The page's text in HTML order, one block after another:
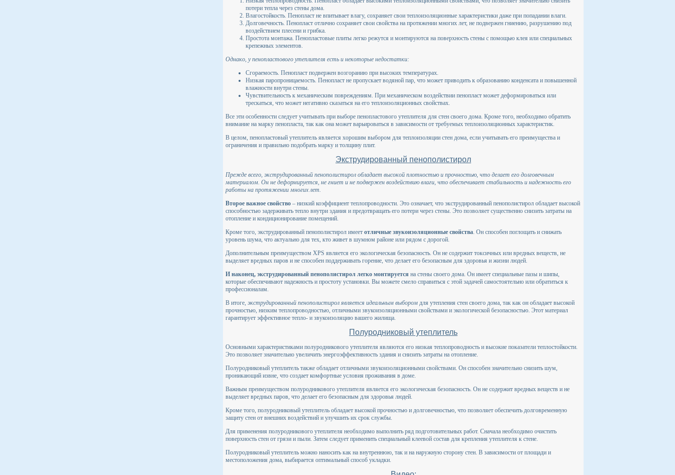
потери тепла через стены дома.
Влагостойкость. Пенопласт не впитывает влагу, сохраняет свои теплоизоляционные характеристики даже при попадании влаги.
Долговечность. Пенопласт отлично сохраняет свои свойства на протяжении многих лет, не подвержен гниению, разрушению под
воздействием плесени и грибка.
Простота монтажа. Пенопластовые плиты легко режутся и монтируются на поверхность стены с помощью клея или специальных
крепежных элементов.
Однако, у пенопластового утеплителя есть и некоторые недостатки:
Сгораемость. Пенопласт подвержен возгоранию при высоких температурах.
Низкая паропроницаемость. Пенопласт не пропускает водяной пар, что может приводить к образованию конденсата и повышенной
влажности внутри стены.
Чувствительность к механическим повреждениям. При механическом воздействии пенопласт может деформироваться или
трескаться, что может негативно сказаться на его теплоизоляционных свойствах.
Все эти особенности следует учитывать при выборе пенопластового утеплителя для стен своего дома. Кроме того, необходимо обратить
внимание на марку пенопласта, так как она может варьироваться в зависимости от требуемых теплоизоляционных характеристик.
В целом, пенопластовый утеплитель является хорошим выбором для теплоизоляции стен дома, если учитывать его преимущества и
ограничения и правильно подобрать марку и толщину плит.
Экструдированный пенополистирол
Прежде всего, экструдированный пенополистирол обладает высокой плотностью и прочностью, что делает его долговечным
материалом. Он не деформируется, не гниет и не подвержен воздействию влаги, что обеспечивает стабильность и надежность его
работы на протяжении многих лет.
Второе важное свойство – низкий коэффициент теплопроводности. Это означает, что экструдированный пенополистирол обладает высокой
способностью задерживать тепло внутри здания и предотвращать его потери через стены. Это позволяет существенно снизить затраты на
отопление и кондиционирование помещений.
Кроме того, экструдированный пенополистирол имеет отличные звукоизоляционные свойства . Он способен поглощать и снижать
уровень шума, что актуально для тех, кто живет в шумном районе или рядом с дорогой.
Дополнительным преимуществом XPS является его экологическая безопасность. Он не содержит токсичных или вредных веществ, не
выделяет вредных паров и не способен поддерживать горение, что делает его безопасным для здоровья и жизни людей.
И наконец, экструдированный пенополистирол легко монтируется на стены своего дома. Он имеет специальные пазы и шипы,
которые обеспечивают надежность и простоту установки. Вы можете смело справиться с этой задачей самостоятельно или обратиться к
профессионалам.
В итоге, экструдированный пенополистирол является идеальным выбором для утепления стен своего дома, так как он обладает высокой
прочностью, низким теплопроводностью, отличными звукоизоляционными свойствами и экологической безопасностью. Этот материал
гарантирует эффективное тепло- и звукоизоляцию вашего жилища.
Полуродниковый утеплитель
Основными характеристиками полуродникового утеплителя являются его низкая теплопроводность и высокие показатели теплостойкости.
Это позволяет значительно увеличить энергоэффективность здания и снизить затраты на отопление.
Полуродниковый утеплитель также обладает отличными звукоизоляционными свойствами. Он способен значительно снизить шум,
проникающий извне, что создает комфортные условия проживания в доме.
Важным преимуществом полуродникового утеплителя является его экологическая безопасность. Он не содержит вредных веществ и не
выделяет вредных паров, что делает его безопасным для здоровья людей.
Кроме того, полуродниковый утеплитель обладает высокой прочностью и долговечностью, что позволяет обеспечить долговременную
защиту стен от внешних воздействий и улучшить их срок службы.
Для применения полуродникового утеплителя необходимо выполнить ряд подготовительных работ. Сначала необходимо очистить
поверхность стен от грязи и пыли. Затем следует применить специальный клеевой состав для крепления утеплителя к стене.
Полуродниковый утеплитель можно наносить как на внутреннюю, так и на наружную сторону стен. В зависимости от площади и
местоположения дома, выбирается оптимальный способ укладки.